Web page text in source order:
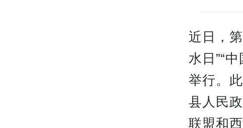
近日，
水日”“
举行。
县人民
联盟和